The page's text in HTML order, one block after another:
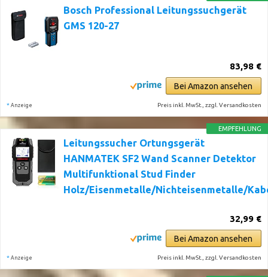
Bosch Professional Leitungssuchgerät
GMS 120-27
83,98 €
Bei Amazon ansehen
* Anzeige Preis inkl. MwSt., zzgl. Versandkosten
EMPFEHLUNG
Leitungssucher Ortungsgerät
HANMATEK SF2 Wand Scanner Detektor
Multifunktional Stud Finder
Holz/Eisenmetalle/Nichteisenmetalle/
32,99 €
Bei Amazon ansehen
* Anzeige Preis inkl. MwSt., zzgl. Versandkosten